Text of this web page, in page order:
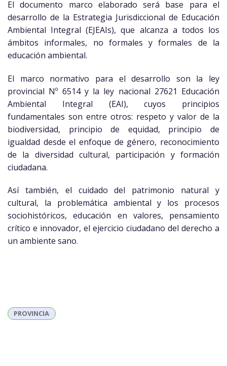
El documento marco elaborado será base para el
desarrollo de la Estrategia Jurisdiccional de Educación
Ambiental Integral (EJEAIs), que alcanza a todos los
ámbitos informales, no formales y formales de la
educación ambiental.
El marco normativo para el desarrollo son la ley
provincial Nº 6514 y la ley nacional 27621 Educación
Ambiental Integral (EAI), cuyos principios
fundamentales son entre otros: respeto y valor de la
biodiversidad, principio de equidad, principio de
igualdad desde el enfoque de género, reconocimiento
de la diversidad cultural, participación y formación
ciudadana.
Así también, el cuidado del patrimonio natural y
cultural, la problemática ambiental y los procesos
sociohistóricos, educación en valores, pensamiento
crítico e innovador, el ejercicio ciudadano del derecho a
un ambiente sano.
PROVINCIA